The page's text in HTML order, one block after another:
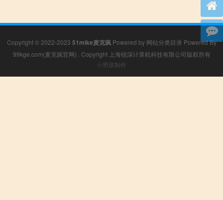
Copyright © 2022-2023 51mike麦克疯Powered by 网站分类目录 Powered By
99kge.com(麦克疯官网) . Copyright 上海锐深计算机科技有限公司版权所有
小男孩制作